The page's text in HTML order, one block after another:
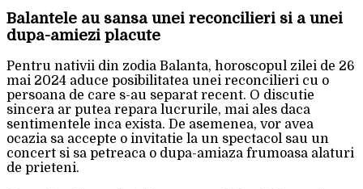
Balantele au sansa unei reconcilieri si a unei
dupa-amiezi placute
Pentru nativii din zodia Balanta, horoscopul zilei de 26
mai 2024 aduce posibilitatea unei reconcilieri cu o
persoana de care s-au separat recent. O discutie
sincera ar putea repara lucrurile, mai ales daca
sentimentele inca exista. De asemenea, vor avea
ocazia sa accepte o invitatie la un spectacol sau un
concert si sa petreaca o dupa-amiaza frumoasa alaturi
de prieteni.